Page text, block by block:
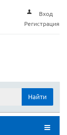
Вход
Регистрация
Найти